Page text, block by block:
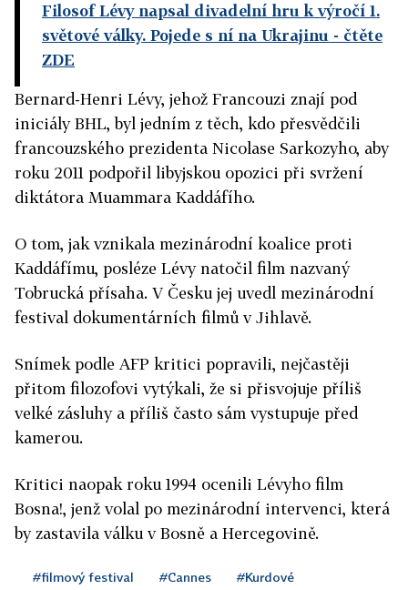
Filosof Lévy napsal divadelní hru k výročí 1.
světové války. Pojede s ní na Ukrajinu - čtěte
ZDE
Bernard-Henri Lévy, jehož Francouzi znají pod
iniciály BHL, byl jedním z těch, kdo přesvědčili
francouzského prezidenta Nicolase Sarkozyho, aby
roku 2011 podpořil libyjskou opozici při svržení
diktátora Muammara Kaddáfího.
O tom, jak vznikala mezinárodní koalice proti
Kaddáfímu, posléze Lévy natočil film nazvaný
Tobrucká přísaha. V Česku jej uvedl mezinárodní
festival dokumentárních filmů v Jihlavě.
Snímek podle AFP kritici popravili, nejčastěji
přitom filozofovi vytýkali, že si přisvojuje příliš
velké zásluhy a příliš často sám vystupuje před
kamerou.
Kritici naopak roku 1994 ocenili Lévyho film
Bosna!, jenž volal po mezinárodní intervenci, která
by zastavila válku v Bosně a Hercegovině.
#filmový festival #Cannes #Kurdové